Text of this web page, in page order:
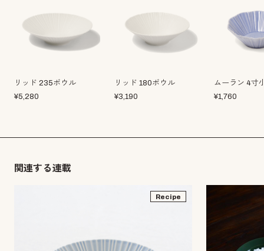
リッド 235ボウル
¥5,280
リッド 180ボウル
¥3,190
ムーラン 4寸
¥1,760
関連する連載
Recipe